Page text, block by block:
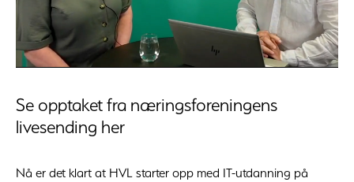
Se opptaket fra næringsforeningens
livesending her
Nå er det klart at HVL starter opp med IT-utdanning på